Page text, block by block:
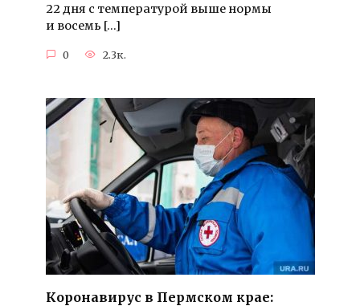
22 дня с температурой выше нормы
и восемь […]
0 2.3к.
Коронавирус в Пермском крае: